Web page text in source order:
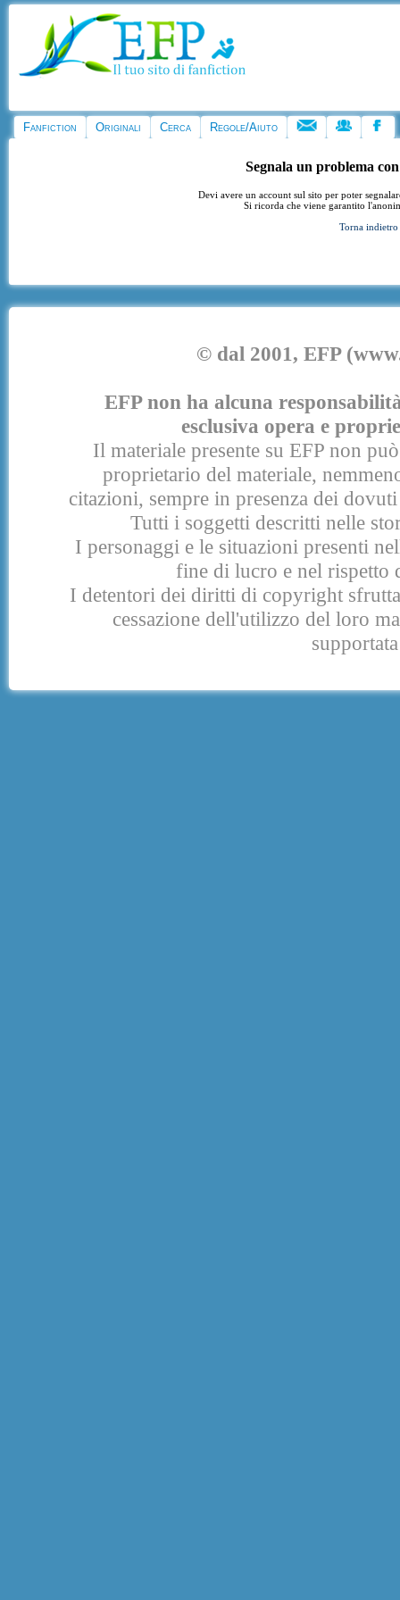
Fanfiction Originali Cerca Regole/Aiuto
Segnala un problema
Devi avere un account sul sito per poter
Si ricorda che viene garantito
Torna indietro
© dal 2001, EFP
EFP non ha alcuna
esclusiva opera e
Il materiale presente su EFP non
proprietario del materiale,
citazioni, sempre in presenza dei
Tutti i soggetti descritti nelle
I personaggi e le situazioni presenti
fine di lucro e nel rispetto
I detentori dei diritti di copyright
cessazione dell'utilizzo del loro